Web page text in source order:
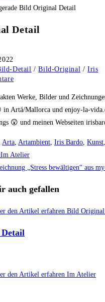
Detail
Detail / Bild-Original / Iris
Werke, Bilder und
in Artá/Mallorca und enjoy-la-
😲 und meinen Webseiten
Arta, Artambient, Iris Bardo, Kunst,
Im Atelier
„Stress bewältigen“ aus
auch gefallen